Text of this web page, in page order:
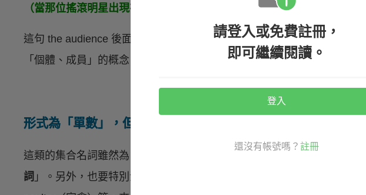
（當那位搖滾明星出現在台上時，觀眾都很興奮並熱情地給予掌聲。）
這句 the audience 後面搭配複數動詞 were，表示是將觀眾視為一個個「
「個體、成員」的概念，因此當作「複數名詞」使用喔！
形式為「單數」，但永遠表示「複數」意義的名詞
這類的集合名詞雖然為「
詞 」。另外，也要特別注意不能與 a / an 一起使用喔！常見的例子有
請登入或免費註冊，
即可繼續閱讀。
登入
還沒有帳號嗎？ 註冊